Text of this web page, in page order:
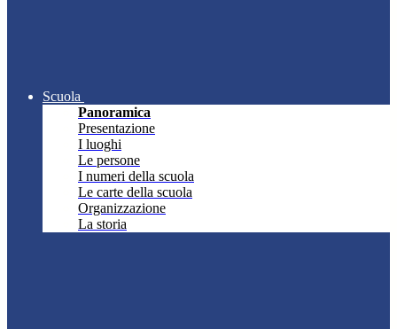
Scuola
Panoramica
Presentazione
I luoghi
Le persone
I numeri della scuola
Le carte della scuola
Organizzazione
La storia